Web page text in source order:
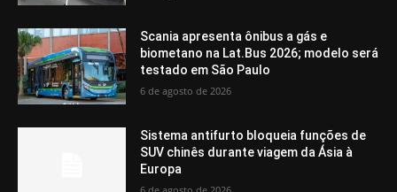
Scania apresenta ônibus a gás e
biometano na Lat.Bus 2026; modelo será
testado em São Paulo
6 de agosto de 2026
Sistema antifurto bloqueia funções de
SUV chinês durante viagem da Ásia à
Europa